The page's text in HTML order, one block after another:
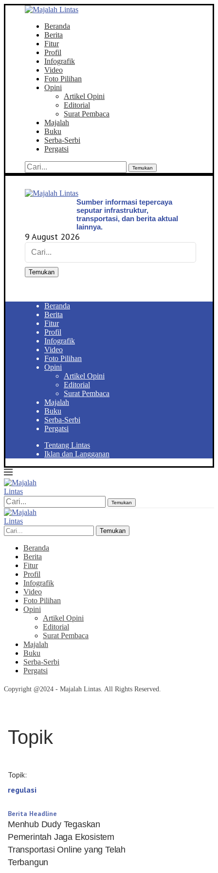
Beranda
Berita
Fitur
Profil
Infografik
Video
Foto Pilihan
Opini
Artikel Opini
Editorial
Surat Pembaca
Majalah
Buku
Serba-Serbi
Pergatsi
Temukan
Sumber informasi tepercaya
seputar infrastruktur,
transportasi, dan berita aktual
lainnya.
9 August 2026
Temukan
Beranda
Berita
Fitur
Profil
Infografik
Video
Foto Pilihan
Opini
Artikel Opini
Editorial
Surat Pembaca
Majalah
Buku
Serba-Serbi
Pergatsi
Tentang Lintas
Iklan dan Langganan
Temukan
Temukan
Beranda
Berita
Fitur
Profil
Infografik
Video
Foto Pilihan
Opini
Artikel Opini
Editorial
Surat Pembaca
Majalah
Buku
Serba-Serbi
Pergatsi
Copyright @2024 - Majalah Lintas. All Rights Reserved.
Topik
Topik:
regulasi
Berita Headline
Menhub Dudy Tegaskan
Pemerintah Jaga Ekosistem
Transportasi Online yang Telah
Terbangun